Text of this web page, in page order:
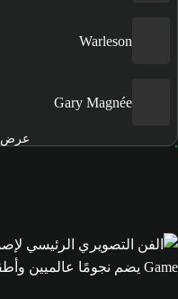
Warleson
Gary Magnée
عرض Cercle Brugge